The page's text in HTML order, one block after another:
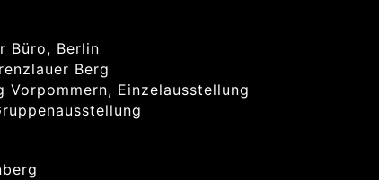
Büro, Berlin
Berg
Vorpommern, Einzelausstellung